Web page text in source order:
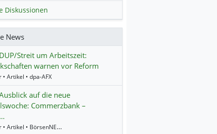
Diskussionen
News
Streit um Arbeitszeit:
warnen vor Reform
• Artikel • dpa-AFX
auf die neue
Commerzbank –
9:01 Uhr • Artikel • BörsenNEWS.de